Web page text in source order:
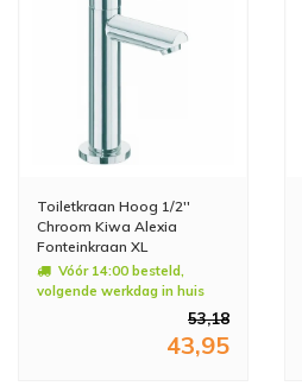
Toiletkraan Hoog 1/2''
Chroom Kiwa Alexia
Fonteinkraan XL
Vóór 14:00 besteld,
volgende werkdag in huis
53,18
43,95